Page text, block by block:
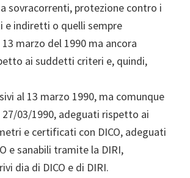
sovracorrenti, protezione contro i
indiretti o quelli sempre
marzo del 1990 ma ancora
ai suddetti criteri e, quindi,
al 13 marzo 1990, ma comunque
03/1990, adeguati rispetto ai
e certificati con DICO, adeguati
e sanabili tramite la DIRI,
dia di DICO e di DIRI.